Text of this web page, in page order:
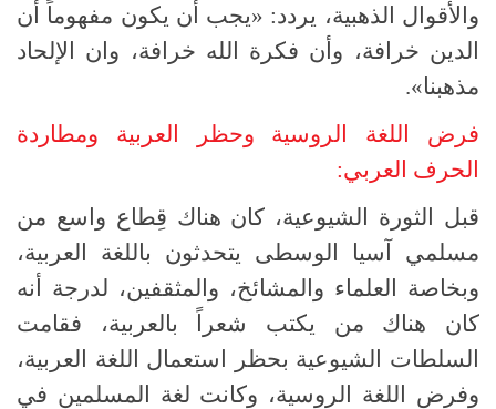
والأقوال الذهبية، يردد: «يجب أن يكون مفهوماً أن
الدين خرافة، وأن فكرة الله خرافة، وان الإلحاد
مذهبنا».
فرض اللغة الروسية وحظر العربية ومطاردة
الحرف العربي:
قبل الثورة الشيوعية، كان هناك قِطاع واسع من
مسلمي آسيا الوسطى يتحدثون باللغة العربية،
وبخاصة العلماء والمشائخ، والمثقفين، لدرجة أنه
كان هناك من يكتب شعراً بالعربية، فقامت
السلطات الشيوعية بحظر استعمال اللغة العربية،
وفرض اللغة الروسية، وكانت لغة المسلمين في